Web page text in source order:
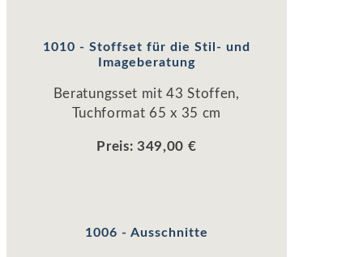
1010 - Stoffset für die Stil- und
Imageberatung
Beratungsset mit 43 Stoffen,
Tuchformat 65 x 35 cm
Preis: 349,00 €
1006 - Ausschnitte